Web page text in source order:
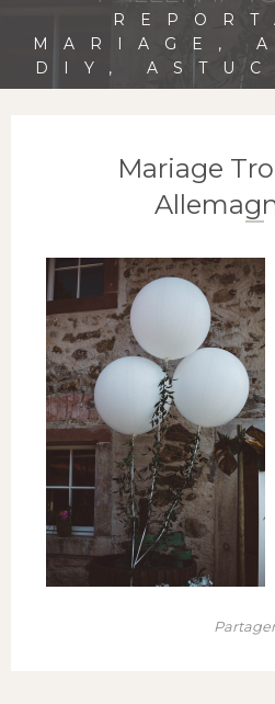
MARIAGE,
DIY,
Mariage